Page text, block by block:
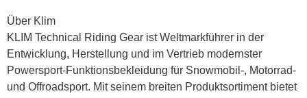
Über Klim
KLIM Technical Riding Gear ist Weltmarkführer in der
Entwicklung, Herstellung und im Vertrieb modernster
Powersport-Funktionsbekleidung für Snowmobil-, Motorrad-
und Offroadsport. Mit seinem breiten Produktsortiment bietet